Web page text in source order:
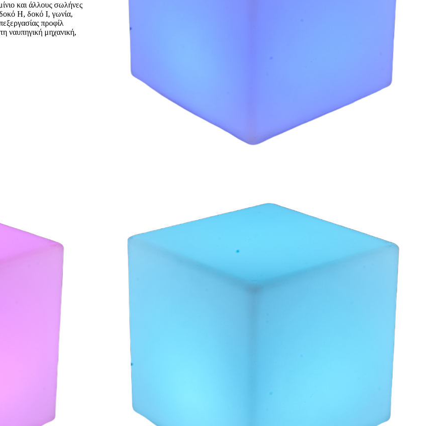
και άλλους σωλήνες
H, δοκό I, γωνία,
προφίλ
ναυπηγική μηχανική,